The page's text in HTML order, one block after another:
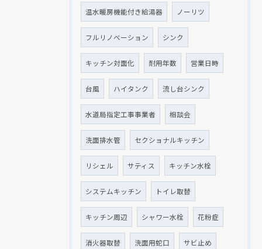
温水暖房機能付き給湯器 ノーリツ
フルリノベーション シンク
キッチン対面化 耐用年数 営業日時
台風 ハイタンク 流し台シンク
水道局指定工事事業者 相談会
洗面排水管 セクショナルキッチン
リシェル サティス キッチン水栓
システムキッチン トイレ取替
キッチン周辺 シャワー水栓 花粉症
消火器取替 洗面用蛇口 サビ止め